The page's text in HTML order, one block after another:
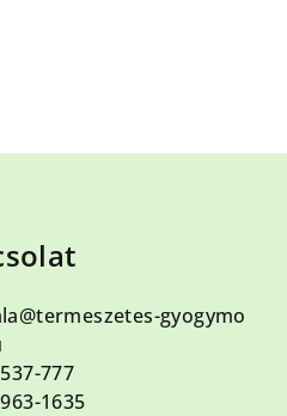
@termeszetes-gyogymo
777
1635